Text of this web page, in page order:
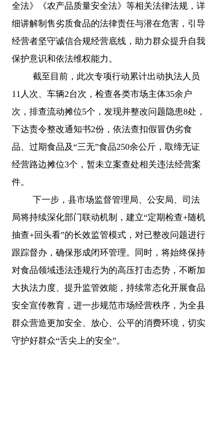
全法》《农产品质量安全法》等相关法律法规，详
细讲解制售劣质食品的法律责任与潜在危害，引导
经营者坚守诚信合规经营底线，助力群众提升自我
保护意识和依法维权能力。
截至目前，此次专项行动累计出动执法人员
11人次、车辆2台次，检查各类市场主体35余户
次，排查流动摊位5个，发现并整改问题隐患8处，
下达责令整改通知书2份，依法查扣假冒伪劣食
品、过期食品及“三无”食品250余公斤，取缔无证
经营路边摊位3个，暂未立案查处相关违法经营案
件。
下一步，县市场监督管理局、公安局、司法
局将持续深化部门联动机制，建立“定期检查+随机
抽查+回头看”的长效监管模式，对已整改问题进行
跟踪督办，确保形成闭环管理。同时，将始终保持
对食品领域违法违规行为的高压打击态势，不断加
大执法力度、提升监管效能，持续常态化开展食品
安全宣传教育，进一步规范市场经营秩序，为全县
群众营造更加安全、放心、公平的消费环境，切实
守护好群众“舌尖上的安全”。